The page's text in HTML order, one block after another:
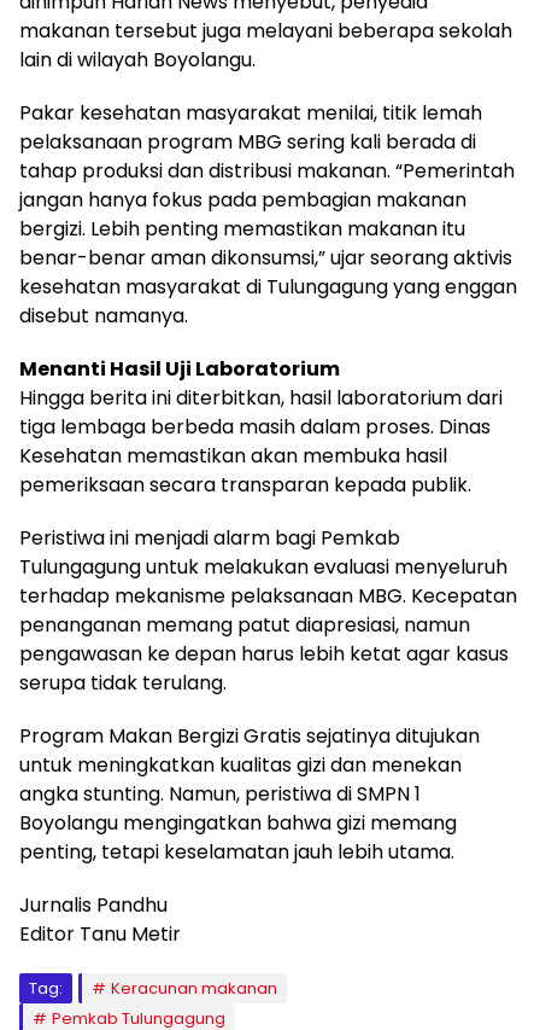
makanan tersebut juga melayani beberapa sekolah
lain di wilayah Boyolangu.
Pakar kesehatan masyarakat menilai, titik lemah
pelaksanaan program MBG sering kali berada di
tahap produksi dan distribusi makanan. “Pemerintah
jangan hanya fokus pada pembagian makanan
bergizi. Lebih penting memastikan makanan itu
benar-benar aman dikonsumsi,” ujar seorang aktivis
kesehatan masyarakat di Tulungagung yang enggan
disebut namanya.
Menanti Hasil Uji Laboratorium
Hingga berita ini diterbitkan, hasil laboratorium dari
tiga lembaga berbeda masih dalam proses. Dinas
Kesehatan memastikan akan membuka hasil
pemeriksaan secara transparan kepada publik.
Peristiwa ini menjadi alarm bagi Pemkab
Tulungagung untuk melakukan evaluasi menyeluruh
terhadap mekanisme pelaksanaan MBG. Kecepatan
penanganan memang patut diapresiasi, namun
pengawasan ke depan harus lebih ketat agar kasus
serupa tidak terulang.
Program Makan Bergizi Gratis sejatinya ditujukan
untuk meningkatkan kualitas gizi dan menekan
angka stunting. Namun, peristiwa di SMPN 1
Boyolangu mengingatkan bahwa gizi memang
penting, tetapi keselamatan jauh lebih utama.
Jurnalis Pandhu
Editor Tanu Metir
Tag:
Keracunan makanan
Pemkab Tulungagung